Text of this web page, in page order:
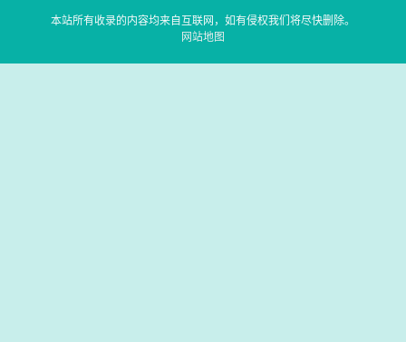
本站所有收录的内容均来自互联网，如有侵权我们将尽快删除。
网站地图